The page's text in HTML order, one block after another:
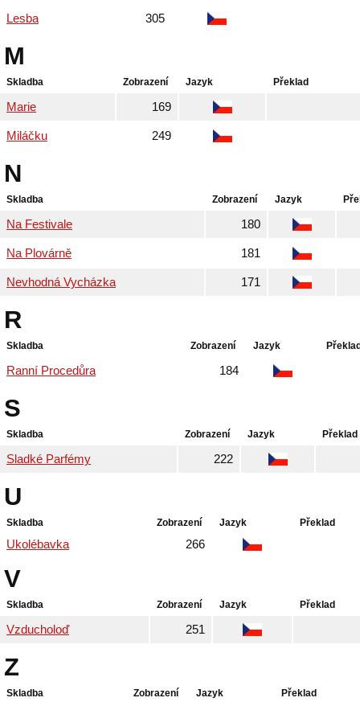
Lesba 305
M
Skladba Zobrazení Jazyk Překlad
Marie 169
Miláčku 249
N
Skladba Zobrazení Jazyk
Na Festivale 180
Na Plovárně 181
Nevhodná Vycházka 171
R
Skladba Zobrazení Jazyk
Ranní Procedůra 184
S
Skladba Zobrazení Jazyk Překlad
Sladké Parfémy 222
U
Skladba Zobrazení Jazyk Překlad
Ukolébavka 266
V
Skladba Zobrazení Jazyk Překlad
Vzducholoď 251
Z
Skladba Zobrazení Jazyk Překlad